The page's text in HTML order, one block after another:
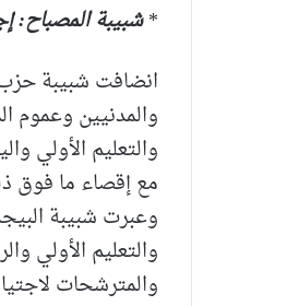
*شبيبة المصباح:
انضافت شبيبة حزب
والمدنيين وعموم
مع إقصاء ما فوق
وعبرت شبيبة
والمترشحات